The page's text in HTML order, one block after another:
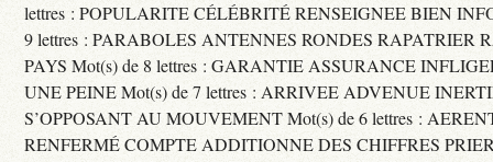
lettres : POPULARITE CÉLÉBRITÉ RENSEIGNEE BIEN
9 lettres : PARABOLES ANTENNES RONDES RAPATRIER
PAYS Mot(s) de 8 lettres : GARANTIE ASSURANCE
UNE PEINE Mot(s) de 7 lettres : ARRIVEE ADVENUE
S’OPPOSANT AU MOUVEMENT Mot(s) de 6 lettres :
RENFERMÉ COMPTE ADDITIONNE DES CHIFFRES